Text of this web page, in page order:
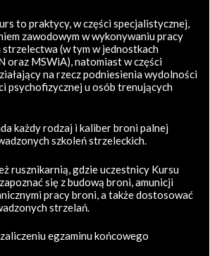
to praktycy, w części specjalistycznej,
zawodowym w wykonywaniu pracy
(w tym w jednostkach
oraz MSWiA), natomiast w części
na rzecz podniesienia wydolności
psychofizycznej u osób trenujących
każdy rodzaj i kaliber broni palnej
szkoleń strzeleckich.
rusznikarnią, gdzie uczestnicy Kursu
się z budową broni, amunicji
pracy broni, a także dostosować
strzelań.
egzaminu końcowego